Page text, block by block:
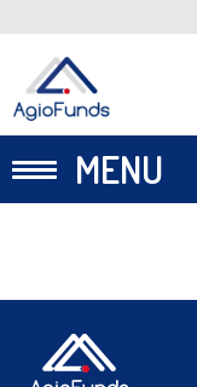
MENU